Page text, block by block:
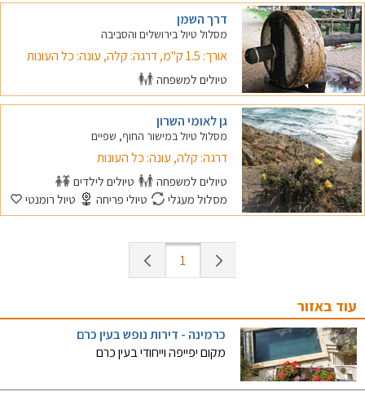
עוד באזור
כרמינה - דירות נופש בעין כרם
מקום יפייפה וייחודי בעין כרם
דרך השמן
מסלול טיול בירושלים והסביבה
אורך: 1.5 ק"מ, דרגה: קלה, עונה: כל העונות
טיולים למשפחה
גן לאומי השרון
מסלול טיול במישור החוף, שפיים
דרגה: קלה, עונה: כל העונות
טיולים למשפחה
טיולים לילדים
מסלול מעגלי
טיולי פריחה טיול רומנטי
1